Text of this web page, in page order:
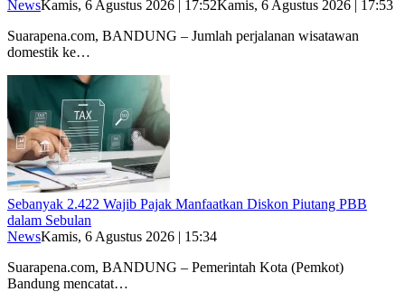
NewsKamis, 6 Agustus 2026 | 17:52Kamis, 6 Agustus 2026 | 17:53
Suarapena.com, BANDUNG – Jumlah perjalanan wisatawan
domestik ke…
Sebanyak 2.422 Wajib Pajak Manfaatkan Diskon Piutang PBB
dalam Sebulan
NewsKamis, 6 Agustus 2026 | 15:34
Suarapena.com, BANDUNG – Pemerintah Kota (Pemkot)
Bandung mencatat…